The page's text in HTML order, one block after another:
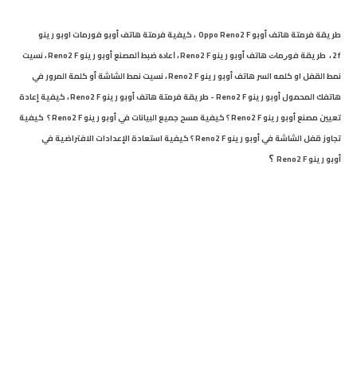
طريقة فرمتة هاتفأوبو Oppo Reno2 F ،كيفية فرمتة هاتف أوبو فورمات اوبو رينو
2f، ﻃﺮﻳﻘﺔ ﻓﻮﺭﻣﺎﺕ هاتف أوبو رينو Reno2 F ،ﺍﻋﺎﺩﺓ ﺿﺒﻂ ﺍﻟﻤﺼﻨﻊ أوبو رينو Reno2 F ،نسيت
نمط القفل او كلمه السر هاتف أوبو رينو Reno2 F
،نسيت نمط الشاشة أو كلمة المرور في
هاتفك المحمول أوبو رينو Reno2 F - طريقة فرمتة هاتف أوبو
رينو Reno2 F ،كيفية إعادة
تعيين مصنع أوبو رينو Reno2 F ؟ كيفية مسح جميع البيانات في أوبو رينو Reno2 F ؟ كيفية
تجاوز قفل الشاشة في أوبو رينو Reno2 F ؟ كيفية استعادة الإعدادات الافتراضية في
أوبورينو Reno2 F ؟